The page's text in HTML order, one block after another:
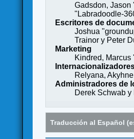
Gadsdon, Jason
"Labradoodle-
Escritores de
Joshua
Trainor y Peter
Marketing
Kindred, Marcus
Relyana,
Administradores de
Derek Schwab
Traducción al Español